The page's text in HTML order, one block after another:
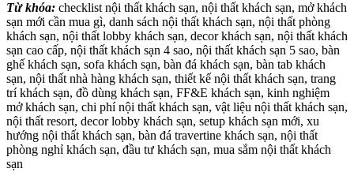
Từ khóa: checklist nội thất khách sạn, nội thất khách sạn, mở khách
sạn mới cần mua gì, danh sách nội thất khách sạn, nội thất phòng
khách sạn, nội thất lobby khách sạn, decor khách sạn, nội thất khách
sạn cao cấp, nội thất khách sạn 4 sao, nội thất khách sạn 5 sao, bàn
ghế khách sạn, sofa khách sạn, bàn đá khách sạn, bàn tab khách
sạn, nội thất nhà hàng khách sạn, thiết kế nội thất khách sạn, trang
trí khách sạn, đồ dùng khách sạn, FF&E khách sạn, kinh nghiệm
mở khách sạn, chi phí nội thất khách sạn, vật liệu nội thất khách sạn,
nội thất resort, decor lobby khách sạn, setup khách sạn mới, xu
hướng nội thất khách sạn, bàn đá travertine khách sạn, nội thất
phòng nghỉ khách sạn, đầu tư khách sạn, mua sắm nội thất khách
sạn